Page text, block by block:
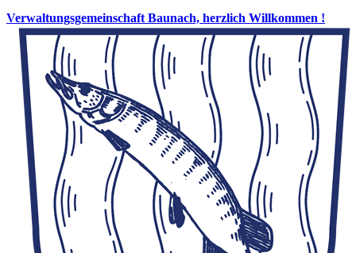
Verwaltungsgemeinschaft Baunach, herzlich Willkommen !